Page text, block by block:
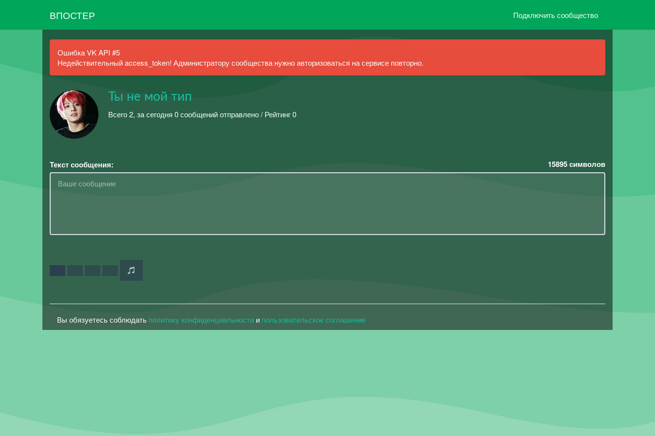
ВПОСТЕР Подключить сообщество
Ошибка VK API #5
Недействительный access_token! Администратору сообщества нужно авторизоваться на сервисе повторно.
Ты не мой тип
Всего 2, за сегодня 0 сообщений отправлено / Рейтинг 0
Текст сообщения: 15895символов
Вы обязуетесь соблюдать политику конфиденциальности и пользовательское соглашение